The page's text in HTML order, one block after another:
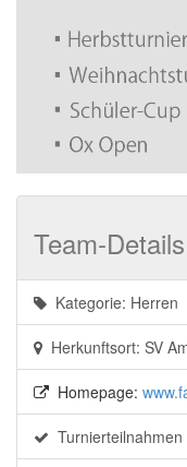
Team-Details
Kategorie: Herren
Herkunftsort: SV
Homepage: